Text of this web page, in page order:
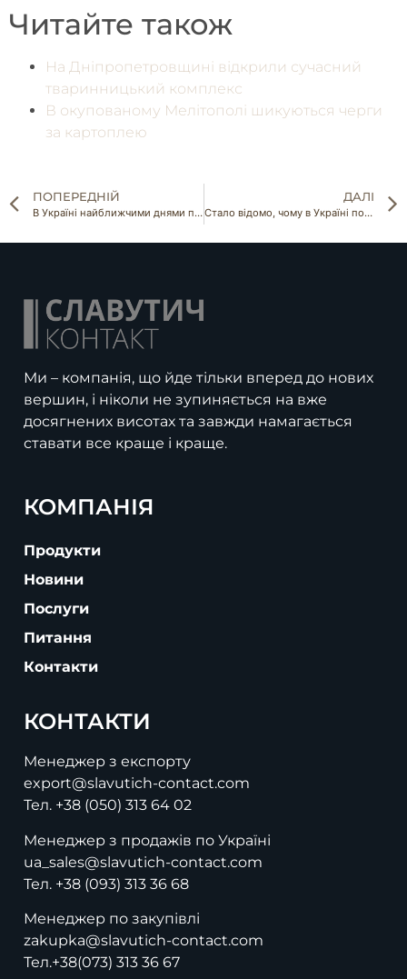
Читайте також
На Дніпропетровщині відкрили сучасний
тваринницький комплекс
В окупованому Мелітополі шикуються черги
за картоплею
ПОПЕРЕДНІЙ
В Україні найближчими днями подорожчає популярний продукт
ДАЛІ
Стало відомо, чому в Україні подорожчала картопля
Ми – компанія, що йде тільки вперед до нових
вершин, і ніколи не зупиняється на вже
досягнених висотах та завжди намагається
ставати все краще і краще.
КОМПАНІЯ
Продукти
Новини
Послуги
Питання
Контакти
КОНТАКТИ
Менеджер з експорту
export@slavutich-contact.com
Тел. +38 (050) 313 64 02
Менеджер з продажів по Україні
ua_sales@slavutich-contact.com
Тел. +38 (093) 313 36 68
Менеджер по закупівлі
zakupka@slavutich-contact.com
Тел.+38(073) 313 36 67